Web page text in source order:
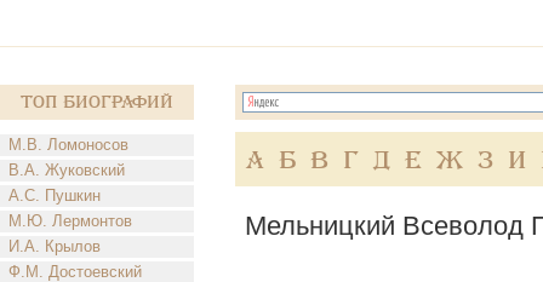
Топ Биографий
М.В. Ломоносов
В.А. Жуковский
А.С. Пушкин
М.Ю. Лермонтов
И.А. Крылов
Ф.М. Достоевский
А Б В Г Д Е Ж З И
Мельницкий Всеволод